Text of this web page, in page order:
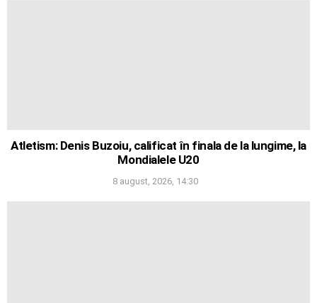
Atletism: Denis Buzoiu, calificat în finala de la lungime, la
Mondialele U20
8 august, 2026, 14:30